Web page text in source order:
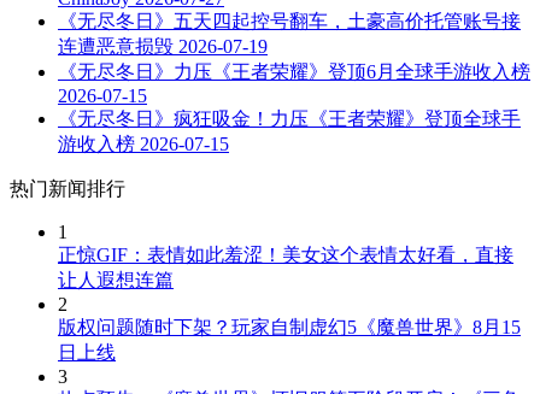
《无尽冬日》五天四起控号翻车，土豪高价托管账号接
连遭恶意损毁 2026-07-19
《无尽冬日》力压《王者荣耀》登顶6月全球手游收入榜
2026-07-15
《无尽冬日》疯狂吸金！力压《王者荣耀》登顶全球手
游收入榜 2026-07-15
热门新闻排行
1
正惊GIF：表情如此羞涩！美女这个表情太好看，直接
让人遐想连篇
2
版权问题随时下架？玩家自制虚幻5《魔兽世界》8月15
日上线
3